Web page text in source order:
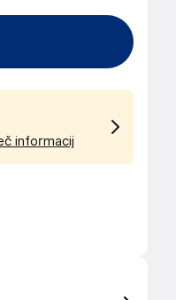
informacij